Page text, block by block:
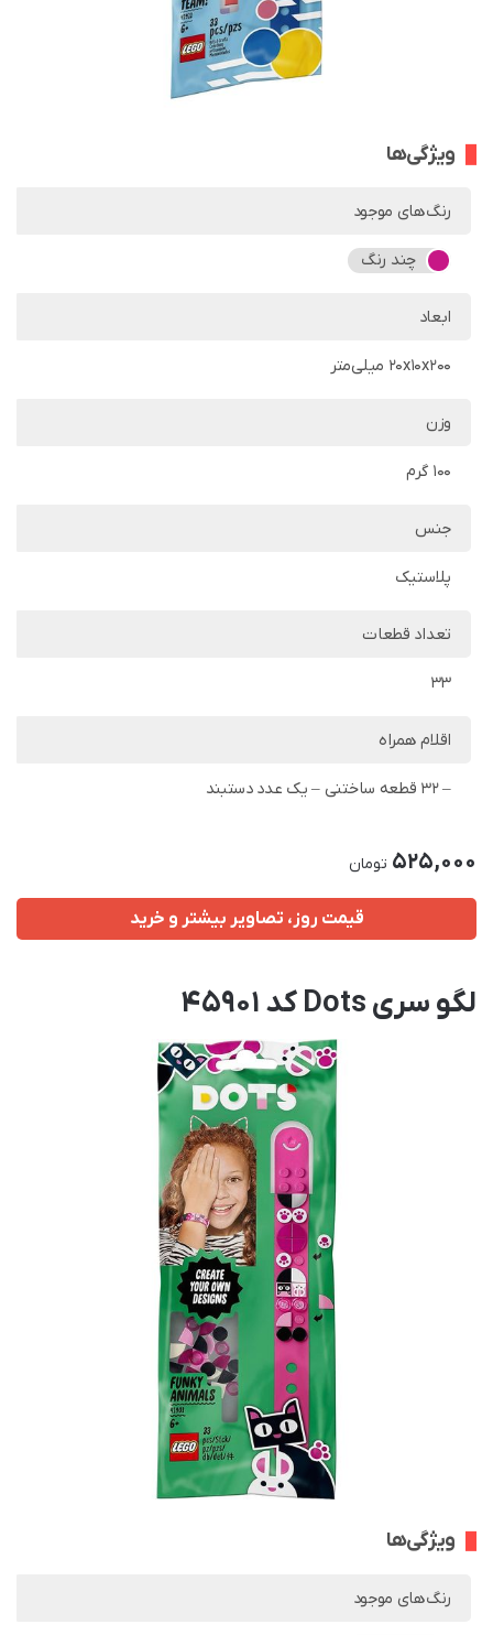
ویژگی‌ها
رنگ‌های موجود
چند رنگ
ابعاد
20x10x200 میلی‌متر
وزن
100 گرم
جنس
پلاستیک
تعداد قطعات
33
اقلام همراه
– 32 قطعه ساختنی – یک عدد دستبند
525,000 تومان
قیمت روز، تصاویر بیشتر و خرید
لگو سری Dots کد 45901
ویژگی‌ها
رنگ‌های موجود